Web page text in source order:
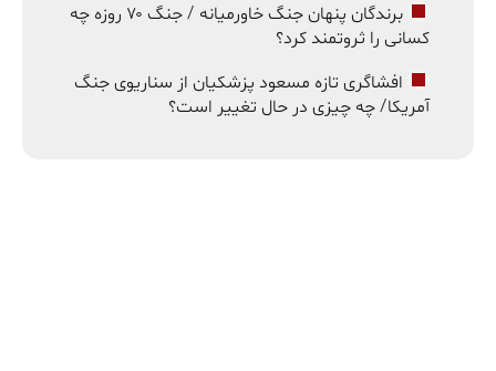
برندگان پنهان جنگ خاورمیانه / جنگ ۷۰ روزه چه
کسانی را ثروتمند کرد؟
افشاگری تازه مسعود پزشکیان از سناریوی جنگ
آمریکا/ چه چیزی در حال تغییر است؟